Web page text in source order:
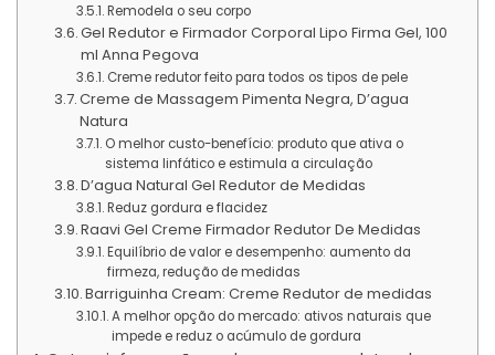
Remodela o seu corpo
Gel Redutor e Firmador Corporal Lipo Firma Gel, 100
ml Anna Pegova
Creme redutor feito para todos os tipos de pele
Creme de Massagem Pimenta Negra, D’agua
Natura
O melhor custo-benefício: produto que ativa o
sistema linfático e estimula a circulação
D’agua Natural Gel Redutor de Medidas
Reduz gordura e flacidez
Raavi Gel Creme Firmador Redutor De Medidas
Equilíbrio de valor e desempenho: aumento da
firmeza, redução de medidas
Barriguinha Cream: Creme Redutor de medidas
A melhor opção do mercado: ativos naturais que
impede e reduz o acúmulo de gordura